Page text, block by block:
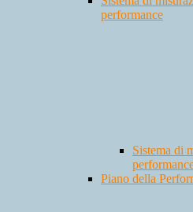
performance
Sistema di
Piano della